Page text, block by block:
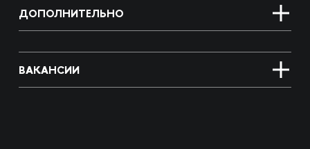
ДОПОЛНИТЕЛЬНО
ВАКАНСИИ